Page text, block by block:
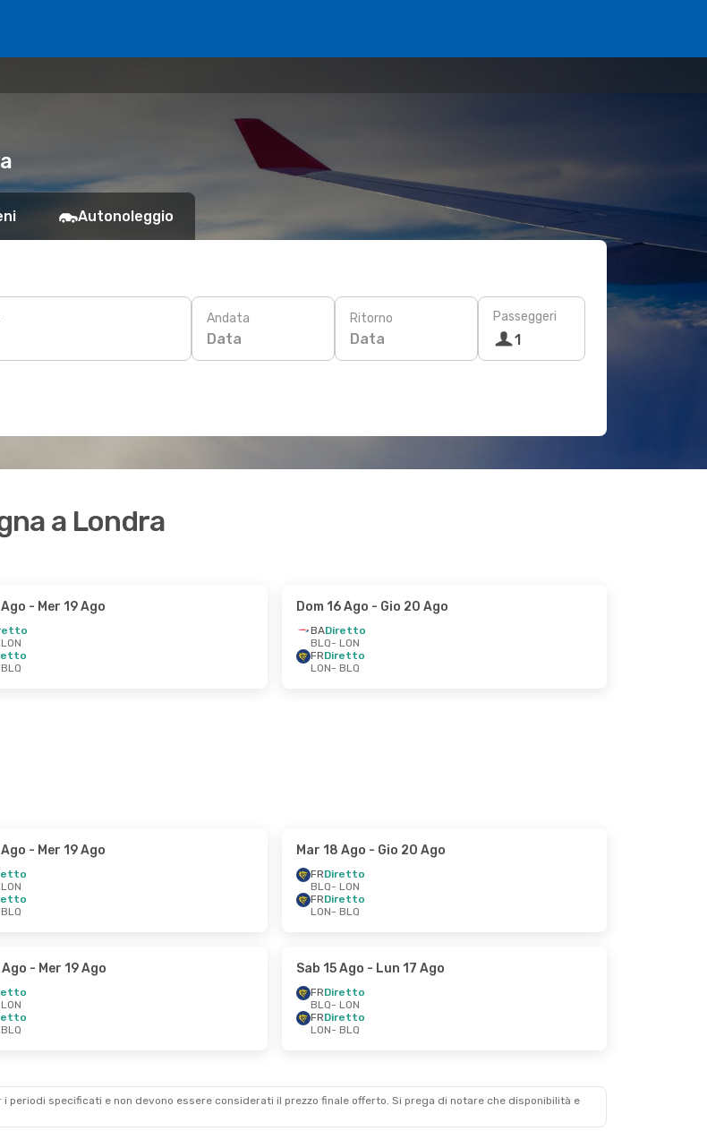
Autonoleggio
Andata
Data
Ritorno
Data
Passeggeri
1
a Londra
- Mer 19 Ago Dom 16 Ago - Gio 20 Ago
BADiretto
BLQ- LON
FRDiretto
LON- BLQ
- Mer 19 Ago Mar 18 Ago - Gio 20 Ago
FRDiretto
BLQ- LON
FRDiretto
LON- BLQ
Ago - Mer 19 Ago Sab 15 Ago - Lun 17 Ago
FRDiretto
BLQ- LON
FRDiretto
LON- BLQ
periodi specificati e non devono essere considerati il ​​prezzo finale offerto. Si prega di notare che disponibilità e